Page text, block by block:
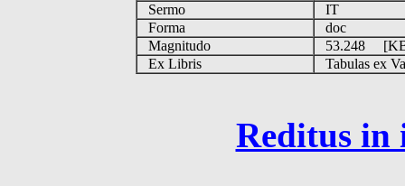
Sermo
IT
Forma
doc
Magnitudo
53.248
Ex Libris
Tabulas ex
Reditus in